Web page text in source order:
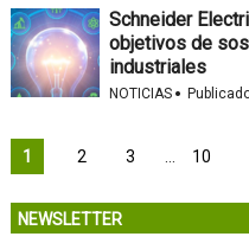
Schneider
objetivos de
industriales
NOTICIAS ·
1 2 3 10
NEWSLETTER